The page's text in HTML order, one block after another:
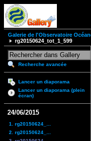
Galerie de l'Observatoire
rg20150624_tot_1_599
Recherche avancée
Lancer un diaporama
Lancer un diaporama (plein
écran)
24/06/2015
1. rg20150624_...
2. rg20150624_...